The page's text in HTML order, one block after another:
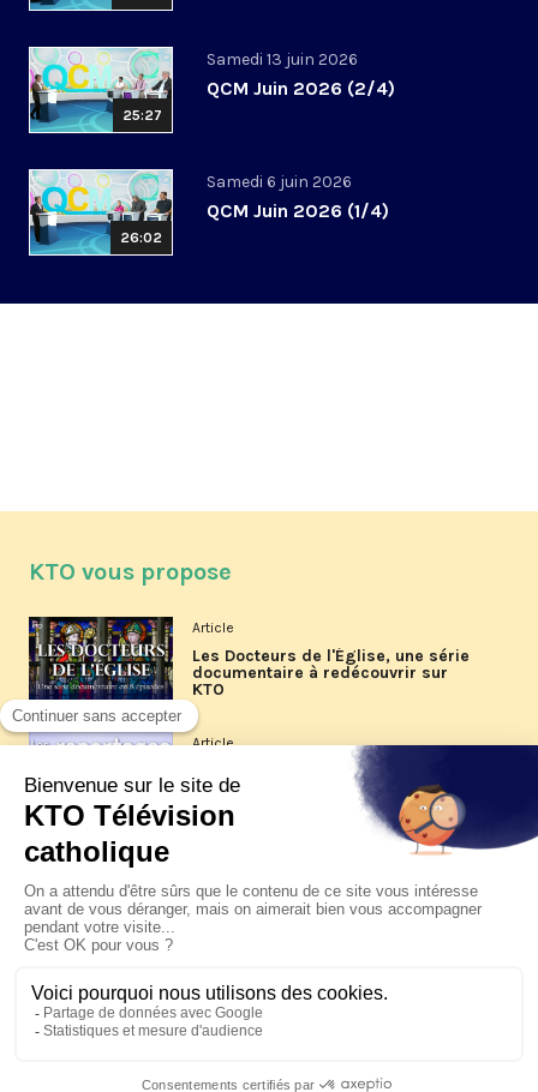
25:27
Samedi 13 juin 2026
QCM Juin 2026 (2/4)
26:02
Samedi 6 juin 2026
QCM Juin 2026 (1/4)
KTO vous propose
Article
Les Docteurs de l'Église, une série
documentaire à redécouvrir sur
KTO
Article
Les reportages d'été 2026 de KTO
La visite pastorale du pape Léon
XIV à Assise à suivre sur KTO le
jeudi 6 août
Le pape en Uruguay, Argentine et
Pérou du 6 au 17 novembre 2026